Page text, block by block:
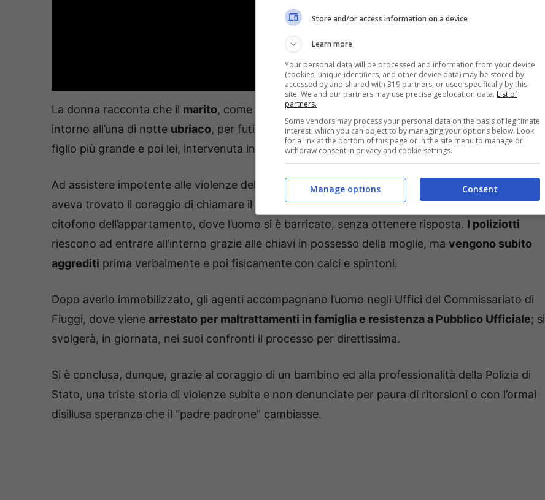
La donna racconta che il marito, come già accaduto in numerose altre occasioni, rientrato
intorno all’una di notte ubriaco, per futili motivi aveva dapprima colpito con schiaffi e pugni il
figlio più grande e poi lei, intervenuta in difesa del ragazzo.
Ad assistere impotente alle violenze del padre il figlio minore che, seppur in preda al terrore,
aveva trovato il coraggio di chiamare il 113. A quel punto, gli operatori di polizia suonano al
citofono dell’appartamento, dove l’uomo si è barricato, senza ottenere risposta. I poliziotti
riescono ad entrare all’interno grazie alle chiavi in possesso della moglie, ma vengono subito
aggrediti prima verbalmente e poi fisicamente con calci e spintoni.
Dopo averlo immobilizzato, gli agenti accompagnano l’uomo negli Uffici del Commissariato di
Fiuggi, dove viene arrestato per maltrattamenti in famiglia e resistenza a Pubblico Ufficiale; si
svolgerà, in giornata, nei suoi confronti il processo per direttissima.
Si è conclusa, dunque, grazie al coraggio di un bambino ed alla professionalità della Polizia di
Stato, una triste storia di violenze subite e non denunciate per paura di ritorsioni o con l’ormai
disillusa speranza che il “padre padrone” cambiasse.
Store and/or access information on a device
Learn more
Your personal data will be processed and information from your device
(cookies, unique identifiers, and other device data) may be stored by,
accessed by and shared with 319 partners, or used specifically by this
site. We and our partners may use precise geolocation data. List of
partners.
Some vendors may process your personal data on the basis of legitimate
interest, which you can object to by managing your options below. Look
for a link at the bottom of this page or in the site menu to manage or
withdraw consent in privacy and cookie settings.
Consent
Manage options